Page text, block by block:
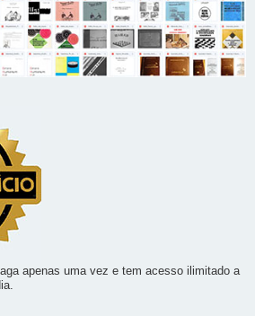
apenas uma vez e tem acesso ilimitado a